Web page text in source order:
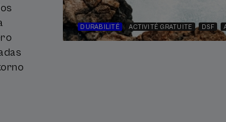
DURABILITÉ ACTIVITÉ GRATUITE DSF